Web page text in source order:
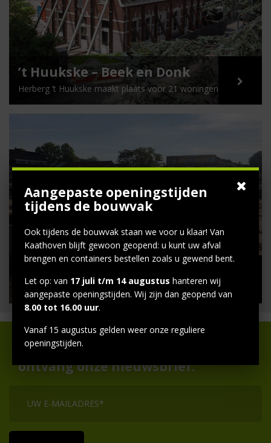
’t Huukske – Beek en Donk
Herberg ’t Huukske maakt plaats voor 21 woningen
Wijk bij Duurstede
Vul hiernaast je e-mailadres in en
ontvang onze nieuwsbrief.
Aangepaste openingstijden
tijdens de bouwvak
Ook tijdens de bouwvak staan we voor u klaar! Van
Kaathoven blijft gewoon geopend: u kunt uw afval
brengen en containers bestellen zoals u gewend bent.
Let op: van 17 juli t/m 14 augustus hanteren wij
aangepaste openingstijden. Wij zijn dan geopend van
8.00 tot 16.00 uur.
Vanaf 15 augustus gelden weer onze reguliere
openingstijden.